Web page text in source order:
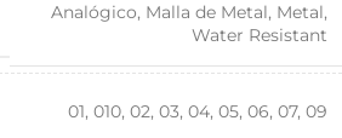
Analógico, Malla de Metal, Metal,
Water Resistant
01, 010, 02, 03, 04, 05, 06, 07, 09